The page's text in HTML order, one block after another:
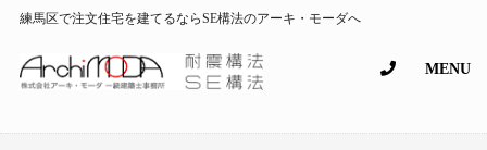
練馬区で注文住宅を建てるならSE構法のアーキ・モーダへ
MENU